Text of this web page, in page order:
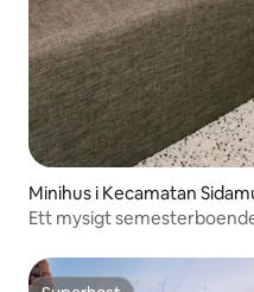
Minihus i Kecamatan
Ett mysigt